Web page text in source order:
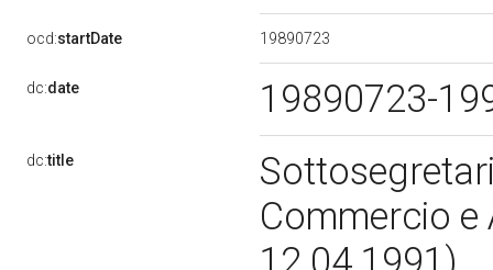
ocd:startDate 19890723
dc:date 19890723-
dc:title
Commercio
12.04.1991)